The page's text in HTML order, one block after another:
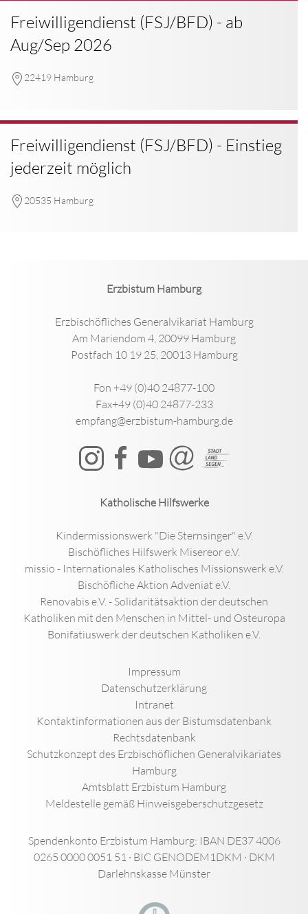
Freiwilligendienst (FSJ/BFD) - ab
Aug/Sep 2026
22419 Hamburg
Freiwilligendienst (FSJ/BFD) - Einstieg
jederzeit möglich
20535 Hamburg
Erzbistum Hamburg
Erzbischöfliches Generalvikariat Hamburg
Am Mariendom 4, 20099 Hamburg
Postfach 10 19 25, 20013 Hamburg
Fon +49 (0)40 24877-100
Fax+49 (0)40 24877-233
empfang@erzbistum-hamburg.de
Katholische Hilfswerke
Kindermissionswerk "Die Sternsinger" e.V.
Bischöfliches Hilfswerk Misereor e.V.
missio - Internationales Katholisches Missionswerk e.V.
Bischöfliche Aktion Adveniat e.V.
Renovabis e.V. - Solidaritätsaktion der deutschen
Katholiken mit den Menschen in Mittel- und Osteuropa
Bonifatiuswerk der deutschen Katholiken e.V.
Impressum
Datenschutzerklärung
Intranet
Kontaktinformationen aus der Bistumsdatenbank
Rechtsdatenbank
Schutzkonzept des Erzbischöflichen Generalvikariates
Hamburg
Amtsblatt Erzbistum Hamburg
Meldestelle gemäß Hinweisgeberschutzgesetz
Spendenkonto Erzbistum Hamburg: IBAN DE37 4006
0265 0000 0051 51 · BIC GENODEM1DKM · DKM
Darlehnskasse Münster